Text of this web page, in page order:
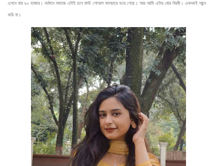
এসবে যায় ৯০ হাজার। বর্তমান সমাজে এটাই চলে যাস্ট শোআপ কালচারে ভরে গেছে। আর আমি এটার ঘোর বিরধী। একদমই পছন্দ
করি না।